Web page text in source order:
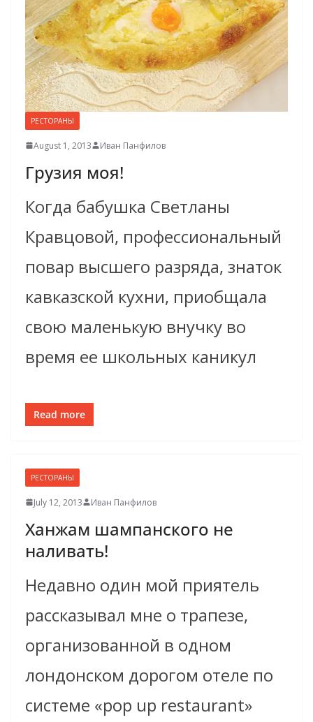
РЕСТОРАНЫ
August 1, 2013 Иван Панфилов
Грузия моя!
Когда бабушка Светланы
Кравцовой, профессиональный
повар высшего разряда, знаток
кавказской кухни, приобщала
свою маленькую внучку во
время ее школьных каникул
Read more
РЕСТОРАНЫ
July 12, 2013 Иван Панфилов
Xанжам шампанского не
наливать!
Недавно один мой приятель
рассказывал мне о трапезе,
организованной в одном
лондонском дорогом отеле по
системе «pop up restaurant»